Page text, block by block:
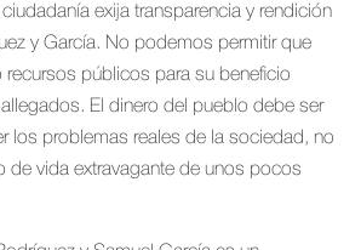
exija transparencia y rendición
y García. No podemos permitir que
recursos públicos para su beneficio
El dinero del pueblo debe ser
los problemas reales de la sociedad, no
de vida extravagante de unos pocos